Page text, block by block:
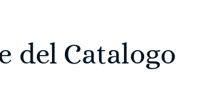
del Catalogo